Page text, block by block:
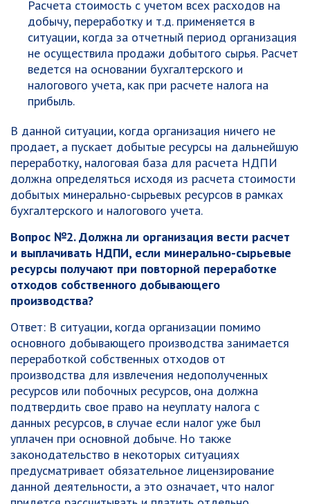
Расчета стоимость с учетом всех расходов на
добычу, переработку и т.д. применяется в
ситуации, когда за отчетный период организация
не осуществила продажи добытого сырья. Расчет
ведется на основании бухгалтерского и
налогового учета, как при расчете налога на
прибыль.
В данной ситуации, когда организация ничего не
продает, а пускает добытые ресурсы на дальнейшую
переработку, налоговая база для расчета НДПИ
должна определяться исходя из расчета стоимости
добытых минерально-сырьевых ресурсов в рамках
бухгалтерского и налогового учета.
Вопрос №2. Должна ли организация вести расчет
и выплачивать НДПИ, если минерально-сырьевые
ресурсы получают при повторной переработке
отходов собственного добывающего
производства?
Ответ: В ситуации, когда организации помимо
основного добывающего производства занимается
переработкой собственных отходов от
производства для извлечения недополученных
ресурсов или побочных ресурсов, она должна
подтвердить свое право на неуплату налога с
данных ресурсов, в случае если налог уже был
уплачен при основной добыче. Но также
законодательство в некоторых ситуациях
предусматривает обязательное лицензирование
данной деятельности, а это означает, что налог